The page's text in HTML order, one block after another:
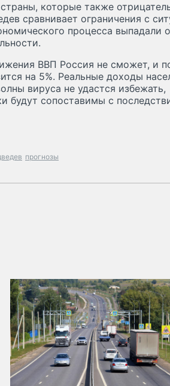
которые также
сравнивает ограничения с
процесса выпадали
ВВП Россия не сможет, и
на 5%. Реальные доходы
вируса не удастся избежать,
будут сопоставимы с
прогнозы